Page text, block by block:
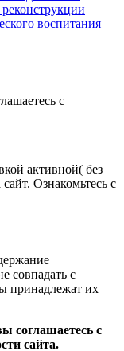
воспитания
с
активной( без
Ознакомьтесь с
совпадать с
принадлежат их
соглашаетесь с
сайта.